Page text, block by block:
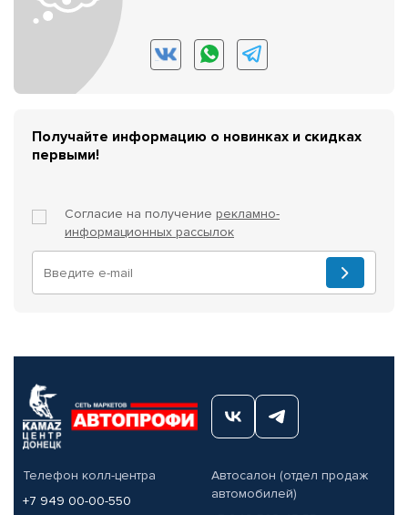
Получайте информацию о новинках и скидках
первыми!
Согласие на получение рекламно-
информационных рассылок
Телефон колл-центра
+7 949 00-00-550
Автосалон (отдел продаж
автомобилей)